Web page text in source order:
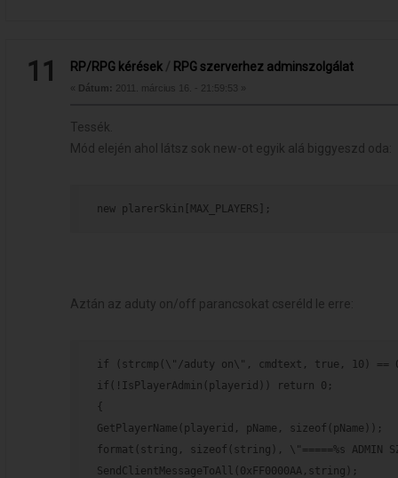
11 RP/RPG kérések / RPG szerverhez adminszolgálat
« Dátum: 2011. március 16. - 21:59:53 »
Tessék.
Mód elején ahol látsz sok new-ot egyik alá biggyeszd oda:
new plarerSkin[MAX_PLAYERS];
Aztán az aduty on/off parancsokat cseréld le erre:
if (strcmp(\"/aduty on\", cmdtext, true, 10) ==
if(!IsPlayerAdmin(playerid)) return 0;
{
GetPlayerName(playerid, pName, sizeof(pName));
format(string, sizeof(string), \"=====%s ADMIN
SendClientMessageToAll(0xFF0000AA,string);